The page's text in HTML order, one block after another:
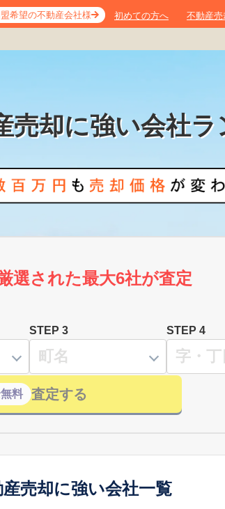
希望の不動産会社様 初めての方へ 不動産
売却に強い会社
選された最大6社が査定
STEP 3 STEP 4
料 査定する
売却に強い会社一覧